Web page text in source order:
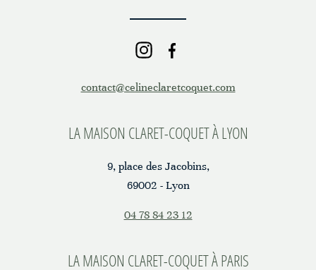
LA MAISON CLARET-COQUET À LYON
9, place des Jacobins,
69002 - Lyon
04 78 84 23 12
contact@celineclaretcoquet.com
LA MAISON CLARET-COQUET À PARIS